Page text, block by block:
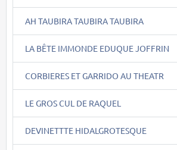
AH TAUBIRA TAUBIRA TAUBIRA
LA BÊTE IMMONDE EDUQUE JOFFRIN
CORBIERES ET GARRIDO AU THEATR
LE GROS CUL DE RAQUEL
DEVINETTTE HIDALGROTESQUE